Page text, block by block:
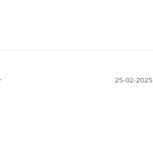
25-02-2025